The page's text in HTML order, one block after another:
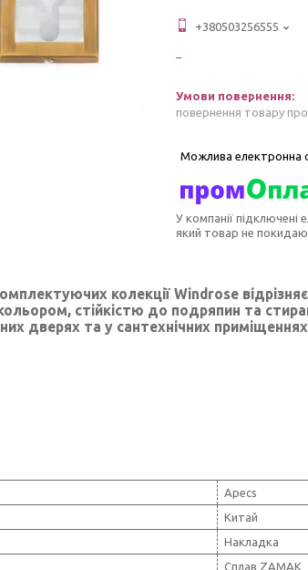
+380503256555
повернення товару
У компанії
який товар не
колекції Windrose
стійкістю до подряпин та
дверях та у сантехнічних
Apecs
Китай
Накладка
Сплав ZAMAK